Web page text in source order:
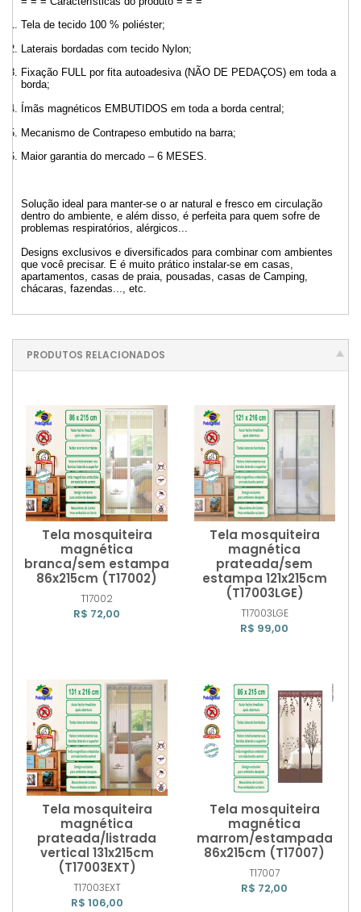
Tela de tecido 100 % poliéster;
Laterais bordadas com tecido Nylon;
Fixação FULL por fita autoadesiva (NÃO DE PEDAÇOS) em toda a
borda;
Ímãs magnéticos EMBUTIDOS em toda a borda central;
Mecanismo de Contrapeso embutido na barra;
Maior garantia do mercado – 6 MESES.
Solução ideal para manter-se o ar natural e fresco em circulação
dentro do ambiente, e além disso, é perfeita para quem sofre de
problemas respiratórios, alérgicos...
Designs exclusivos e diversificados para combinar com ambientes
que você precisar. E é muito prático instalar-se em casas,
apartamentos, casas de praia, pousadas, casas de Camping,
chácaras, fazendas..., etc.
PRODUTOS RELACIONADOS
Tela mosquiteira
magnética
branca/sem estampa
86x215cm (T17002)
T17002
R$ 72,00
Comprar
Tela mosquiteira
magnética
prateada/sem
estampa 121x215cm
(T17003LGE)
T17003LGE
R$ 99,00
Comprar
Tela mosquiteira
magnética
prateada/listrada
vertical 131x215cm
(T17003EXT)
T17003EXT
R$ 106,00
Comprar
Tela mosquiteira
magnética
marrom/estampada
86x215cm (T17007)
T17007
R$ 72,00
Comprar